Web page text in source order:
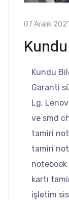
07 Aralık
Kundu
Garanti
Lg,
ve smd
tamiri
tamiri
kartı
işletim